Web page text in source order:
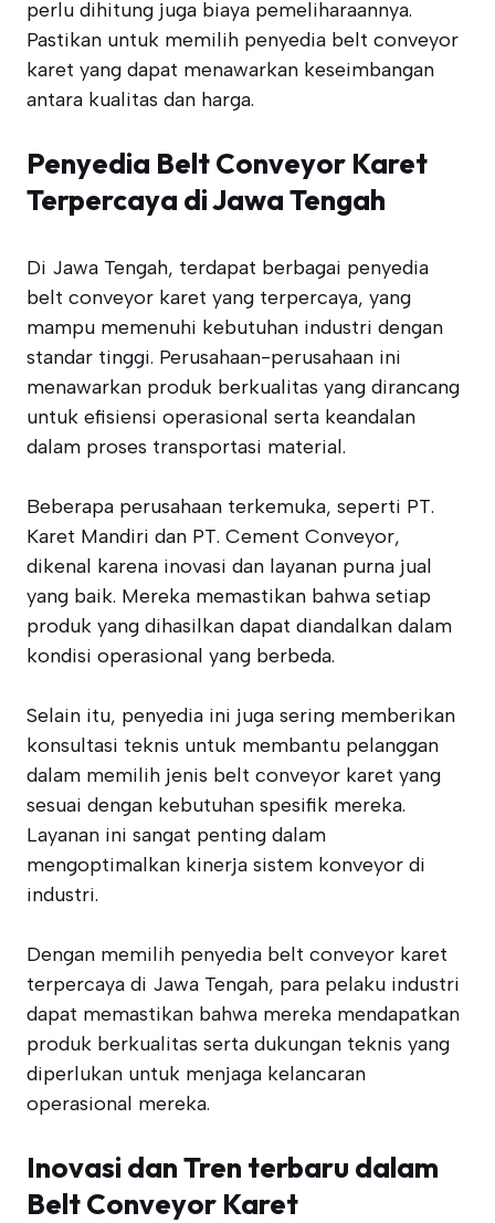
perlu dihitung juga biaya pemeliharaannya.
Pastikan untuk memilih penyedia belt conveyor
karet yang dapat menawarkan keseimbangan
antara kualitas dan harga.
Penyedia Belt Conveyor Karet
Terpercaya di Jawa Tengah
Di Jawa Tengah, terdapat berbagai penyedia
belt conveyor karet yang terpercaya, yang
mampu memenuhi kebutuhan industri dengan
standar tinggi. Perusahaan-perusahaan ini
menawarkan produk berkualitas yang dirancang
untuk efisiensi operasional serta keandalan
dalam proses transportasi material.
Beberapa perusahaan terkemuka, seperti PT.
Karet Mandiri dan PT. Cement Conveyor,
dikenal karena inovasi dan layanan purna jual
yang baik. Mereka memastikan bahwa setiap
produk yang dihasilkan dapat diandalkan dalam
kondisi operasional yang berbeda.
Selain itu, penyedia ini juga sering memberikan
konsultasi teknis untuk membantu pelanggan
dalam memilih jenis belt conveyor karet yang
sesuai dengan kebutuhan spesifik mereka.
Layanan ini sangat penting dalam
mengoptimalkan kinerja sistem konveyor di
industri.
Dengan memilih penyedia belt conveyor karet
terpercaya di Jawa Tengah, para pelaku industri
dapat memastikan bahwa mereka mendapatkan
produk berkualitas serta dukungan teknis yang
diperlukan untuk menjaga kelancaran
operasional mereka.
Inovasi dan Tren terbaru dalam
Belt Conveyor Karet